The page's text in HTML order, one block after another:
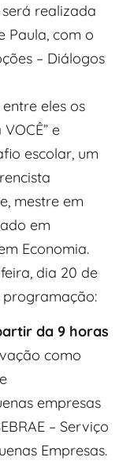
realizada
Paula, com o
– Diálogos
eles os
e
escolar, um
mestre em
em
Economia.
dia 20 de
programação:
da 9 horas
como
empresas
– Serviço
Empresas.